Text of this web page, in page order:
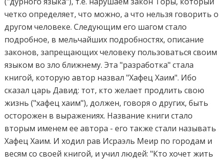
четко определяет, что можно, а что нельзя говорить о
другом человеке. Следующим его шагом стало
подробное, в мельчайших подробностях, описание
законов, запрещающих человеку пользоваться своим
языком во зло ближнему. Эта "разработка" стала
книгой, которую автор назвал "Хафец Хаим". Ибо
сказал царь Давид: тот, кто желает продлить свою
жизнь ("хафец хаим"), должен, говоря о других, быть
осторожен в выражениях. Название книги стало
вторым именем ее автора - его также стали называть
Хафец Хаим. И ходил рав Исраэль Меир по городам и
весям со своей книгой, и учил людей: "Кто хочет жить